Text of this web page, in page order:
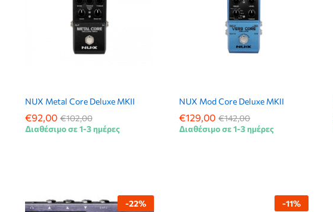
NUX Metal Core Deluxe MKII
€92,00 €102,00
€92,00 €102,00
Διαθέσιμο σε 1-3 ημέρες
NUX Mod Core Deluxe MKII
€129,00 €142,00
€129,00 €142,00
Διαθέσιμο σε 1-3 ημέρες
-22% -11%